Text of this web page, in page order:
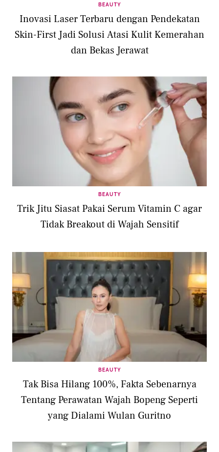
BEAUTY
Inovasi Laser Terbaru dengan Pendekatan
Skin-First Jadi Solusi Atasi Kulit Kemerahan
dan Bekas Jerawat
BEAUTY
Trik Jitu Siasat Pakai Serum Vitamin C agar
Tidak Breakout di Wajah Sensitif
BEAUTY
Tak Bisa Hilang 100%, Fakta Sebenarnya
Tentang Perawatan Wajah Bopeng Seperti
yang Dialami Wulan Guritno